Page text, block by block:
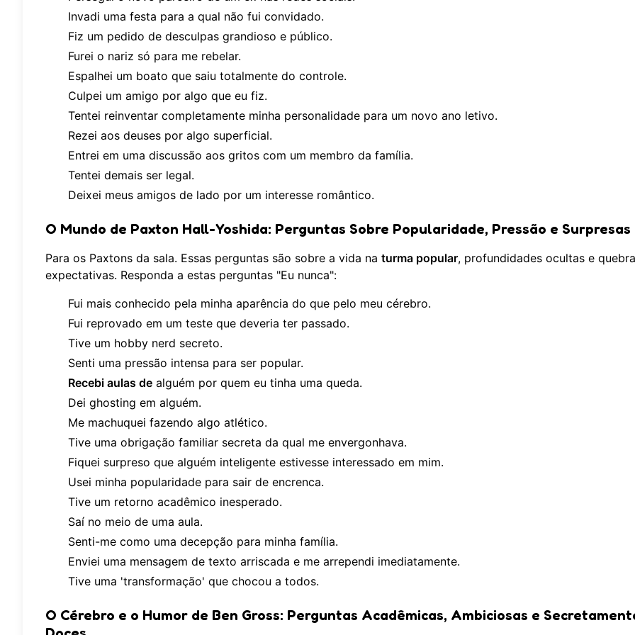
Invadi uma festa para a qual não fui convidado.
Fiz um pedido de desculpas grandioso e público.
Furei o nariz só para me rebelar.
Espalhei um boato que saiu totalmente do controle.
Culpei um amigo por algo que eu fiz.
Tentei reinventar completamente minha personalidade para um novo ano letivo.
Rezei aos deuses por algo superficial.
Entrei em uma discussão aos gritos com um membro da família.
Tentei demais ser legal.
Deixei meus amigos de lado por um interesse romântico.
O Mundo de Paxton Hall-Yoshida: Perguntas Sobre Popularidade, Pressão e Surpresas
Para os Paxtons da sala. Essas perguntas são sobre a vida na turma popular, profundidades ocultas e
expectativas. Responda a estas perguntas "Eu nunca":
Fui mais conhecido pela minha aparência do que pelo meu cérebro.
Fui reprovado em um teste que deveria ter passado.
Tive um hobby nerd secreto.
Senti uma pressão intensa para ser popular.
Recebi aulas de alguém por quem eu tinha uma queda.
Dei ghosting em alguém.
Me machuquei fazendo algo atlético.
Tive uma obrigação familiar secreta da qual me envergonhava.
Fiquei surpreso que alguém inteligente estivesse interessado em mim.
Usei minha popularidade para sair de encrenca.
Tive um retorno acadêmico inesperado.
Saí no meio de uma aula.
Senti-me como uma decepção para minha família.
Enviei uma mensagem de texto arriscada e me arrependi imediatamente.
Tive uma 'transformação' que chocou a todos.
O Cérebro e o Humor de Ben Gross: Perguntas Acadêmicas, Ambiciosas e